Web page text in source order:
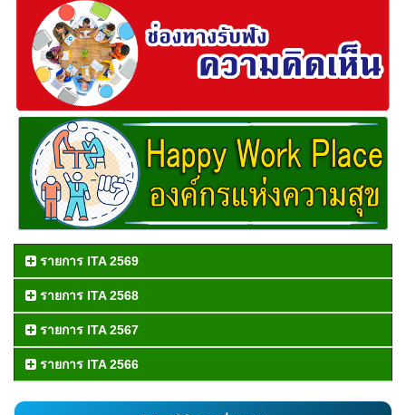
รายการ ITA 2569
รายการ ITA 2568
รายการ ITA 2567
รายการ ITA 2566